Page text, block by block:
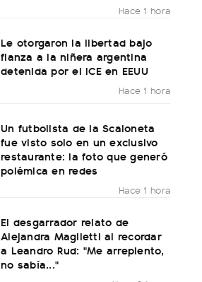
Hace 1 hora
Le otorgaron la libertad bajo
fianza a la niñera argentina
detenida por el ICE en EEUU
Hace 1 hora
Un futbolista de la Scaloneta
fue visto solo en un exclusivo
restaurante: la foto que generó
polémica en redes
Hace 1 hora
El desgarrador relato de
Alejandra Maglietti al recordar
a Leandro Rud: "Me arrepiento,
no sabía..."